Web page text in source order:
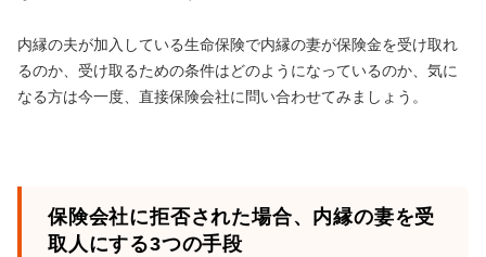
内縁の夫が加入している生命保険で内縁の妻が保険金を受け取れ
るのか、受け取るための条件はどのようになっているのか、気に
なる方は今一度、直接保険会社に問い合わせてみましょう。
保険会社に拒否された場合、内縁の妻を受
取人にする3つの手段